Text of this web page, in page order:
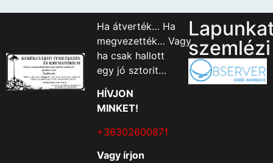
Ha átverték… Ha
megvezették… Vagy
ha csak hallott
egy jó sztorit…
HÍVJON
MINKET!
+36302600871
Vagy írjon
szemlézi